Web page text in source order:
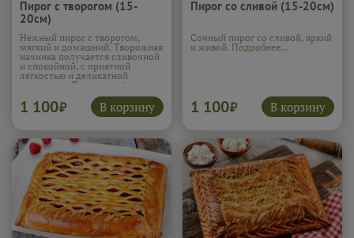
Пирог с творогом (15-
20см)
Нежный пирог с творогом,
мягкий и домашний. Творожная
начинка получается сливочной
и спокойной, с приятной
лёгкостью и деликатной
сладостью. Тесто подчёркивает
вкус и делает текстуру
особенно мягкой и уютной.
Такой пирог напоминает о
неспешного чаепития.
Подробнее...
1 100₽ В корзину
Пирог со сливой (15-20см)
Сочный пирог со сливой, яркий
и живой. Подробнее...
1 100₽ В корзину